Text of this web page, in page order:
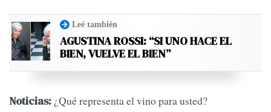
Leé también
AGUSTINA ROSSI: “SI UNO HACE EL
BIEN, VUELVE EL BIEN”
Noticias: ¿Qué representa el vino para usted?